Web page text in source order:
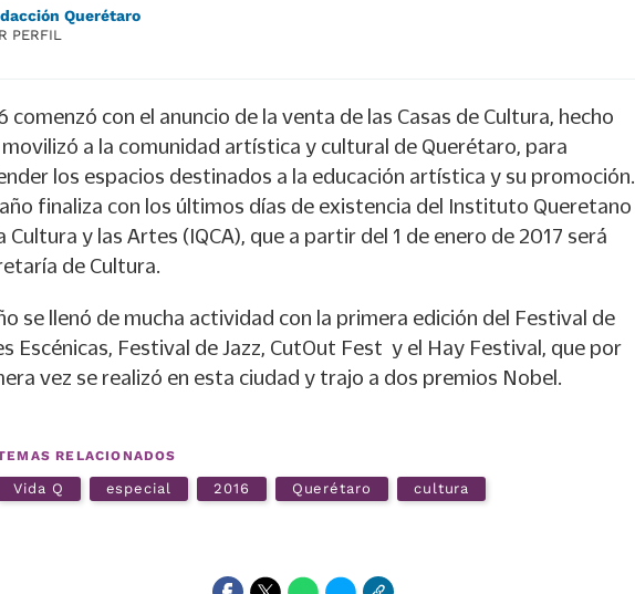
Querétaro
PERFIL
comenzó con el anuncio de la venta de las Casas de Cultura, hecho
movilizó a la comunidad artística y cultural de Querétaro, para
los espacios destinados a la educación artística y su promoción.
año finaliza con los últimos días de existencia del Instituto Queretano
Cultura y las Artes (IQCA), que a partir del 1 de enero de 2017 será
de Cultura.
se llenó de mucha actividad con la primera edición del Festival de
Escénicas, Festival de Jazz, CutOut Fest y el Hay Festival, que por
vez se realizó en esta ciudad y trajo a dos premios Nobel.
RELACIONADOS
Vida Q especial 2016 Querétaro cultura